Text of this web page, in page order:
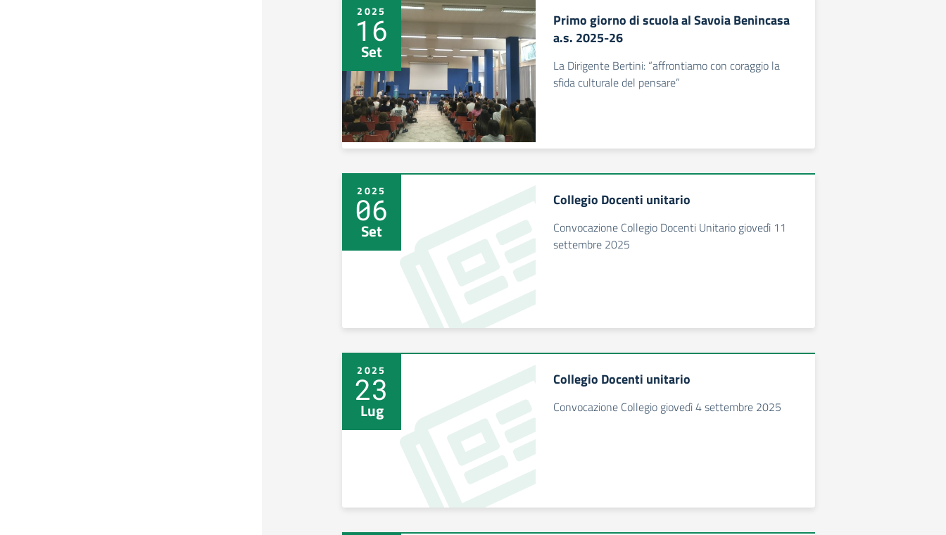
2025
16
Set
Primo giorno di scuola al Savoia Benincasa
a.s. 2025-26
La Dirigente Bertini: “affrontiamo con coraggio la
sfida culturale del pensare”
2025
06
Set
Collegio Docenti unitario
Convocazione Collegio Docenti Unitario giovedì 11
settembre 2025
2025
23
Lug
Collegio Docenti unitario
Convocazione Collegio giovedì 4 settembre 2025